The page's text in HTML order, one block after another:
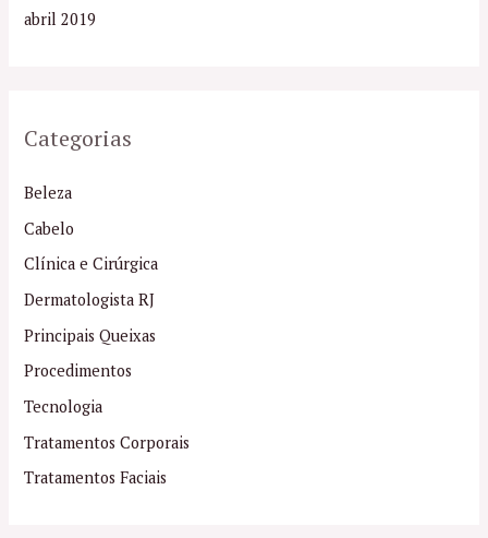
abril 2019
Categorias
Beleza
Cabelo
Clínica e Cirúrgica
Dermatologista RJ
Principais Queixas
Procedimentos
Tecnologia
Tratamentos Corporais
Tratamentos Faciais